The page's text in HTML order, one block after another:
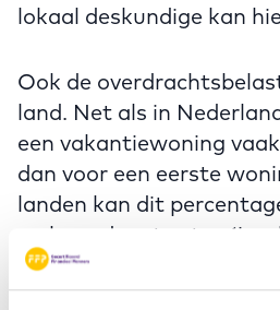
lokaal deskundige kan
Ook de
land. Net als in
een vakantiewoning
dan voor een eerste
landen kan dit
verhoogd met extra
en kosten. Dit heeft
kosten, dus laat je goed